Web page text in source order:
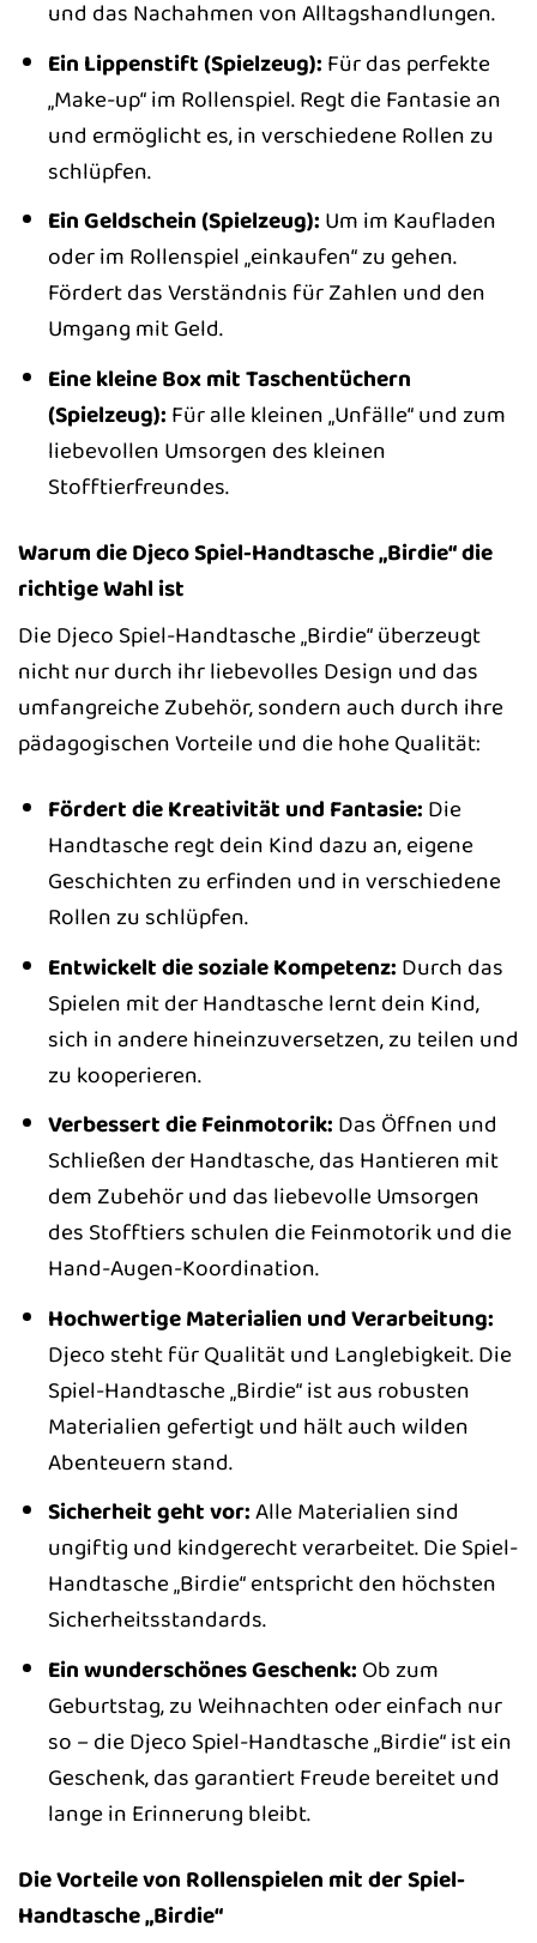
und das Nachahmen von Alltagshandlungen.
Ein Lippenstift (Spielzeug): Für das perfekte
„Make-up“ im Rollenspiel. Regt die Fantasie an
und ermöglicht es, in verschiedene Rollen zu
schlüpfen.
Ein Geldschein (Spielzeug): Um im Kaufladen
oder im Rollenspiel „einkaufen“ zu gehen.
Fördert das Verständnis für Zahlen und den
Umgang mit Geld.
Eine kleine Box mit Taschentüchern
(Spielzeug): Für alle kleinen „Unfälle“ und zum
liebevollen Umsorgen des kleinen
Stofftierfreundes.
Warum die Djeco Spiel-Handtasche „Birdie“ die
richtige Wahl ist
Die Djeco Spiel-Handtasche „Birdie“ überzeugt
nicht nur durch ihr liebevolles Design und das
umfangreiche Zubehör, sondern auch durch ihre
pädagogischen Vorteile und die hohe Qualität:
Fördert die Kreativität und Fantasie: Die
Handtasche regt dein Kind dazu an, eigene
Geschichten zu erfinden und in verschiedene
Rollen zu schlüpfen.
Entwickelt die soziale Kompetenz: Durch das
Spielen mit der Handtasche lernt dein Kind,
sich in andere hineinzuversetzen, zu teilen und
zu kooperieren.
Verbessert die Feinmotorik: Das Öffnen und
Schließen der Handtasche, das Hantieren mit
dem Zubehör und das liebevolle Umsorgen
des Stofftiers schulen die Feinmotorik und die
Hand-Augen-Koordination.
Hochwertige Materialien und Verarbeitung:
Djeco steht für Qualität und Langlebigkeit. Die
Spiel-Handtasche „Birdie“ ist aus robusten
Materialien gefertigt und hält auch wilden
Abenteuern stand.
Sicherheit geht vor:Alle Materialien sind
ungiftig und kindgerecht verarbeitet. Die Spiel-
Handtasche „Birdie“ entspricht den höchsten
Sicherheitsstandards.
Ein wunderschönes Geschenk: Ob zum
Geburtstag, zu Weihnachten oder einfach nur
so – die Djeco Spiel-Handtasche „Birdie“ ist ein
Geschenk, das garantiert Freude bereitet und
lange in Erinnerung bleibt.
Die Vorteile von Rollenspielen mit der Spiel-
Handtasche „Birdie“